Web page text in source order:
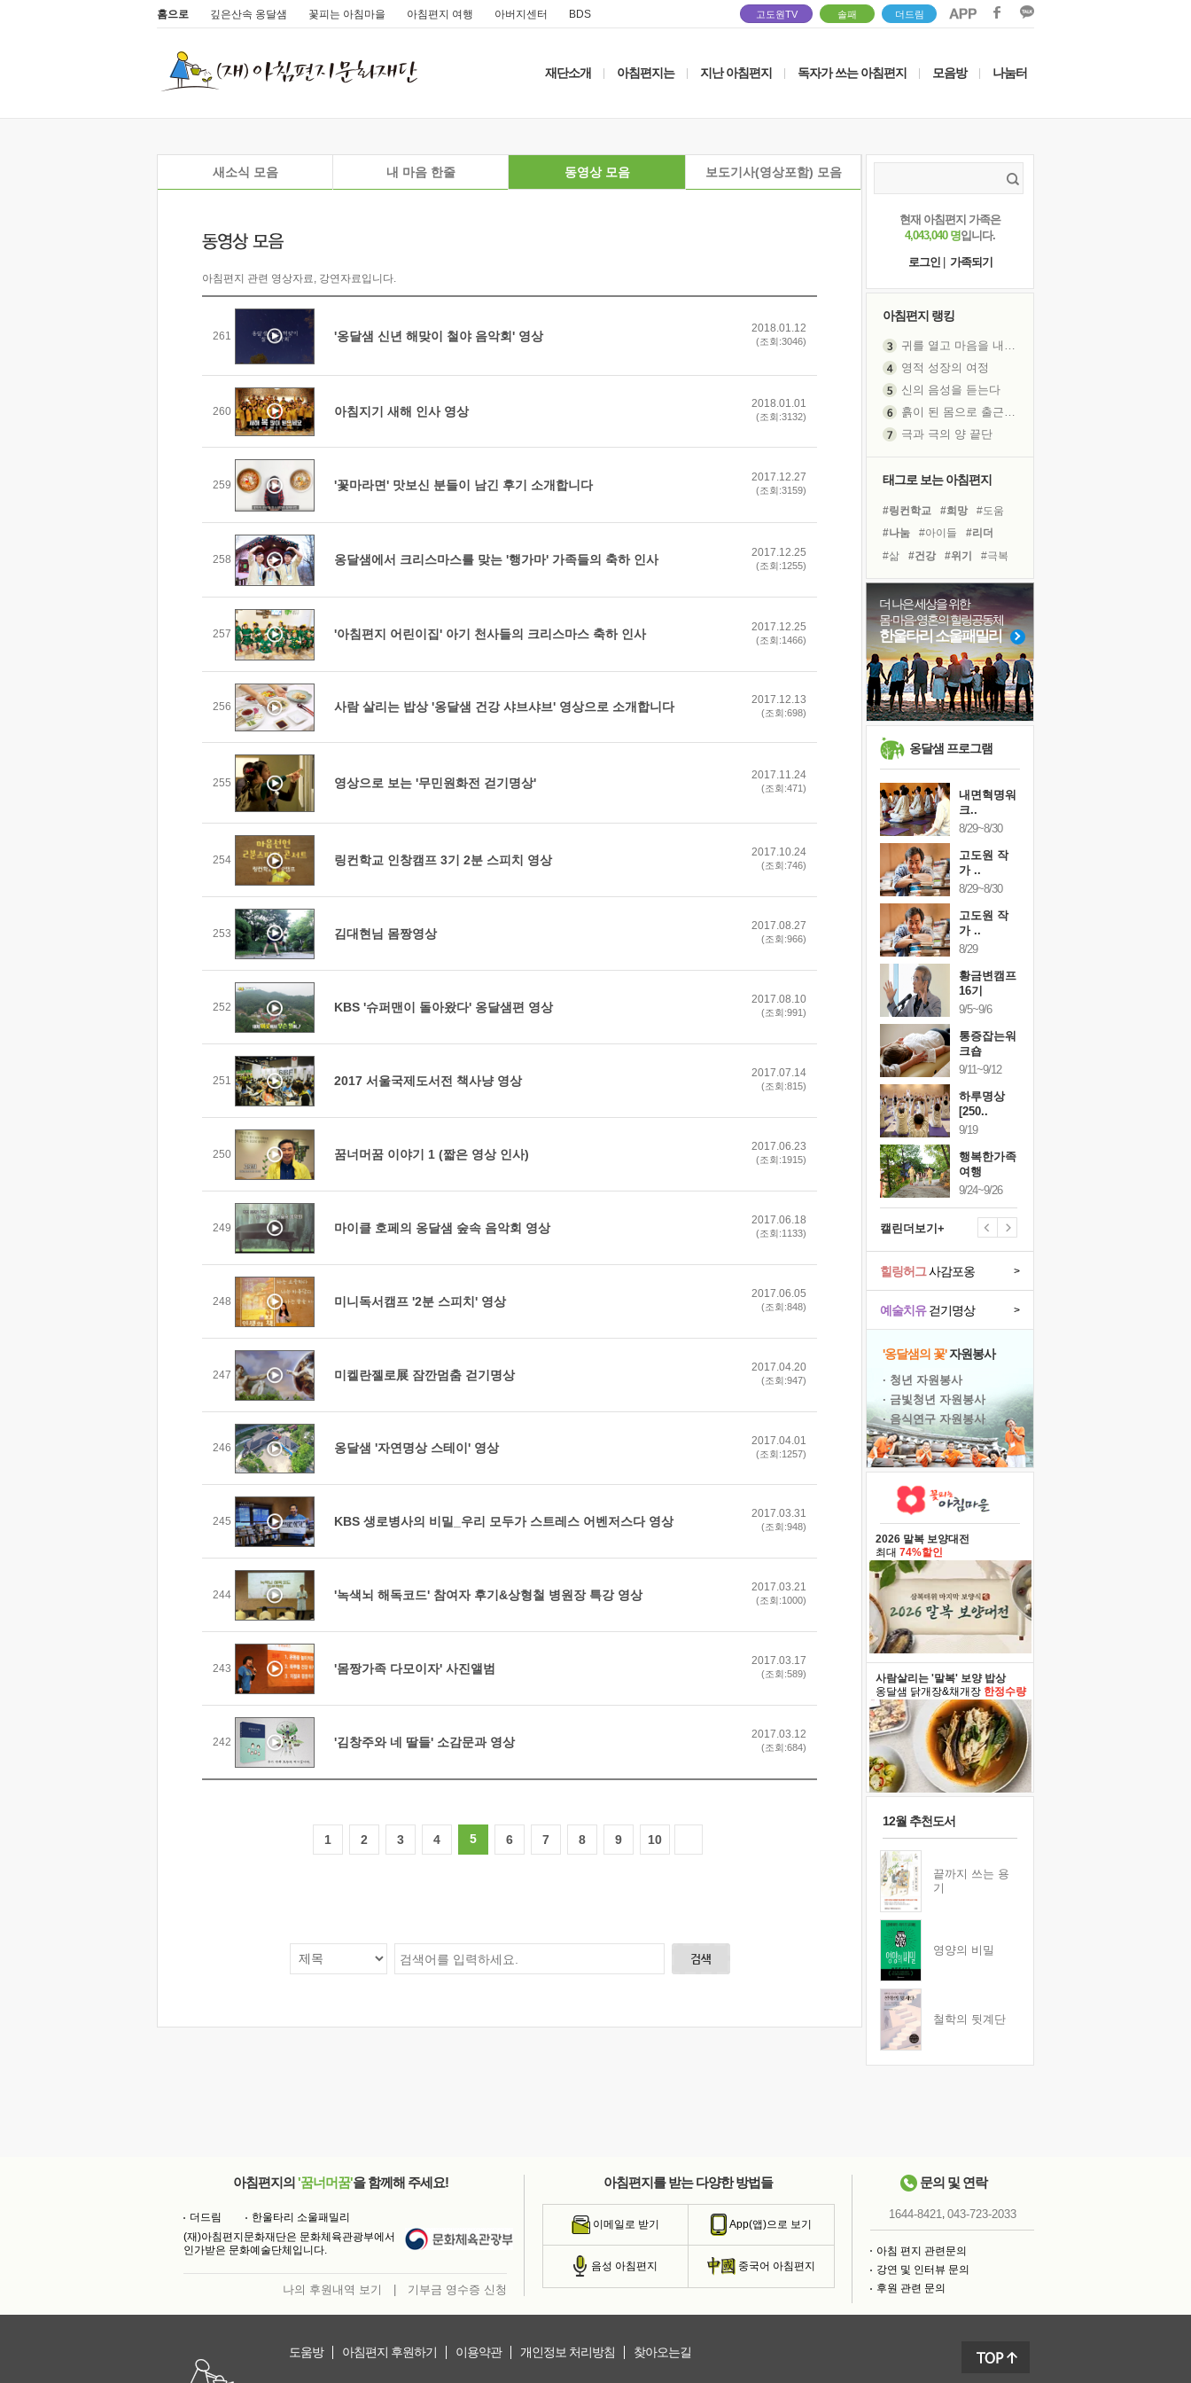
홈으로 깊은산속 옹달샘 꽃피는 아침마을 아침편지 여행 아버지센터 BDS 고도원TV 솔패 더드림
재단소개 아침편지는 지난 아침편지 독자가 쓰는 아침편지 모음방 나눔터
새소식 모음 내 마음 한줄 동영상 모음 보도기사(영상포함) 모음
아침편지 관련 영상자료, 강연자료입니다.
261 '옹달샘 신년 해맞이 철야 음악회' 영상
2018.01.12
(조회:3046)
260 아침지기 새해 인사 영상
2018.01.01
(조회:3132)
259 '꽃마라면' 맛보신 분들이 남긴 후기 소개합니다
2017.12.27
(조회:3159)
258 옹달샘에서 크리스마스를 맞는 '행가마' 가족들의 축하 인사 2017.12.25
(조회:1255)
257 '아침편지 어린이집' 아기 천사들의 크리스마스 축하 인사 2017.12.25
(조회:1466)
256 사람 살리는 밥상 '옹달샘 건강 샤브샤브' 영상으로 소개합니다 2017.12.13
(조회:698)
255 영상으로 보는 '무민원화전 걷기명상'
2017.11.24
(조회:471)
254 링컨학교 인창캠프 3기 2분 스피치 영상
2017.10.24
(조회:746)
253 김대현님 몸짱영상
2017.08.27
(조회:966)
252 KBS '슈퍼맨이 돌아왔다' 옹달샘편 영상
2017.08.10
(조회:991)
251 2017 서울국제도서전 책사냥 영상
2017.07.14
(조회:815)
250 꿈너머꿈 이야기 1 (짧은 영상 인사)
2017.06.23
(조회:1915)
249 마이클 호페의 옹달샘 숲속 음악회 영상
2017.06.18
(조회:1133)
248 미니독서캠프 '2분 스피치' 영상
2017.06.05
(조회:848)
247 미켈란젤로展 잠깐멈춤 걷기명상
2017.04.20
(조회:947)
246 옹달샘 '자연명상 스테이' 영상 2017.04.01
(조회:1257)
245 KBS 생로병사의 비밀_우리 모두가 스트레스 어벤저스다 영상
2017.03.31
(조회:948)
244 '녹색뇌 해독코드' 참여자 후기&상형철 병원장 특강 영상
2017.03.21
(조회:1000)
243 '몸짱가족 다모이자' 사진앨범
2017.03.17
(조회:589)
242 '김창주와 네 딸들' 소감문과 영상
2017.03.12
(조회:684)
1 2 3 4 5 6 7 8 9 10
현재 아침편지 가족은
4,043,040 명입니다.
로그인
가족되기
아침편지 랭킹
귀를 열고 마음을 내어주고
영적 성장의 여정
신의 음성을 듣는다
흙이 된 몸으로 출근하는 여자
극과 극의 양 끝단
아픈 아버지를 위한 공간 설계
슬럼프
보고 싶은 어머니
유년 시절의 부산 영도 바다
못된 꼰대들
너무 황홀한 꽃들이여!
희망이란
'모른다'는 것
태그로 보는 아침편지
#링컨학교 #희망
#도움
#나눔
#아이들
#리더
#삶
#건강 #위기
#극복
#독서캠프
#면역력
#바이러스
#계획
#경험
#선택
#명상
#다짐
#비전캠프
#힐링
#친구
#독서
더 나은 세상을 위한
몸·마음·영혼의 힐링공동체
한울타리 소울패밀리
옹달샘 프로그램
건강명상법
내면혁명워
크..
17기
11/7~11/8
12/12~12/13
내면혁명워
크..
8/29~8/30
고도원 작
가 ..
8/29~8/30
고도원 작
가 ..
8/29
황금변캠프
16기
9/5~9/6
통증잡는워
크숍
9/11~9/12
하루명상
[250..
9/19
행복한가족
여행
9/24~9/26
캘린더보기+
예술치유걷기명상 >
힐링허그사감포옹 >
'옹달샘의 꽃'자원봉사
· 청년 자원봉사
· 금빛청년 자원봉사
· 음식연구 자원봉사
2026 말복 보양대전
최대 74%할인
사람살리는 '말복' 보양 밥상
옹달샘 닭개장&채개장 한정수량
12월 추천도서
끝까지 쓰는 용
기
영양의 비밀
철학의 뒷계단
아침편지의 '꿈너머꿈'을 함께해 주세요!
더드림
한울타리 소울패밀리
(재)아침편지문화재단은 문화체육관광부에서
인가받은 문화예술단체입니다.
나의 후원내역 보기 기부금 영수증 신청
아침편지를 받는 다양한 방법들
이메일로 받기 App(앱)으로 보기
음성 아침편지 중국어 아침편지
문의 및 연락
1644-8421, 043-723-2033
아침 편지 관련문의
강연 및 인터뷰 문의
후원 관련 문의
도움방 아침편지 후원하기 이용약관 개인정보 처리방침 찾아오는길